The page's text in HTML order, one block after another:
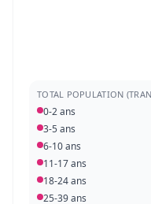
TOTAL POPULATION
0-2 ans
3-5 ans
6-10 ans
11-17 ans
18-24 ans
25-39 ans